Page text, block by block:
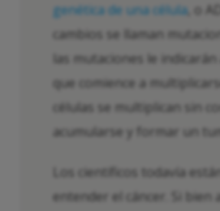
genética de una célula, o
cambios se llaman
las mutaciones le
que comience a
células se multiplican sin
acumularse y formar un
Los científicos todavía
entender el cáncer. Si bien